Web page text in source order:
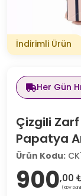
İndirimli Ürün
Her Gün
Çizgili Zarf
Papatya
Ürün Kodu:
900,00
(KDV